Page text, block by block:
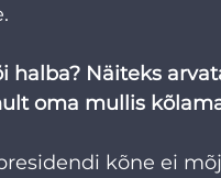
halba? Näiteks
oma mullis
kõne ei